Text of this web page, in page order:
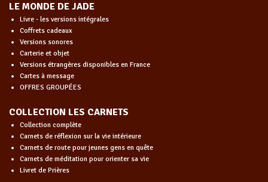
LE MONDE DE JADE
Livre - les versions intégrales
Coffrets cadeaux
Versions sonores
Carterie et objet
Versions étrangères disponibles en France
Cartes à message
OFFRES GROUPÉES
COLLECTION LES CARNETS
Collection complète
Carnets de réflexion sur la vie intérieure
Carnets de route pour jeunes gens en quête
Carnets de méditation pour orienter sa vie
Livret de Prières